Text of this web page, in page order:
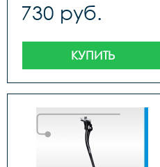
730 руб.
КУПИТЬ